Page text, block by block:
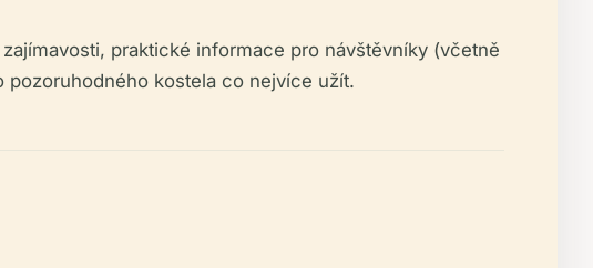
praktické informace pro návštěvníky (včetně
kostela co nejvíce užít.